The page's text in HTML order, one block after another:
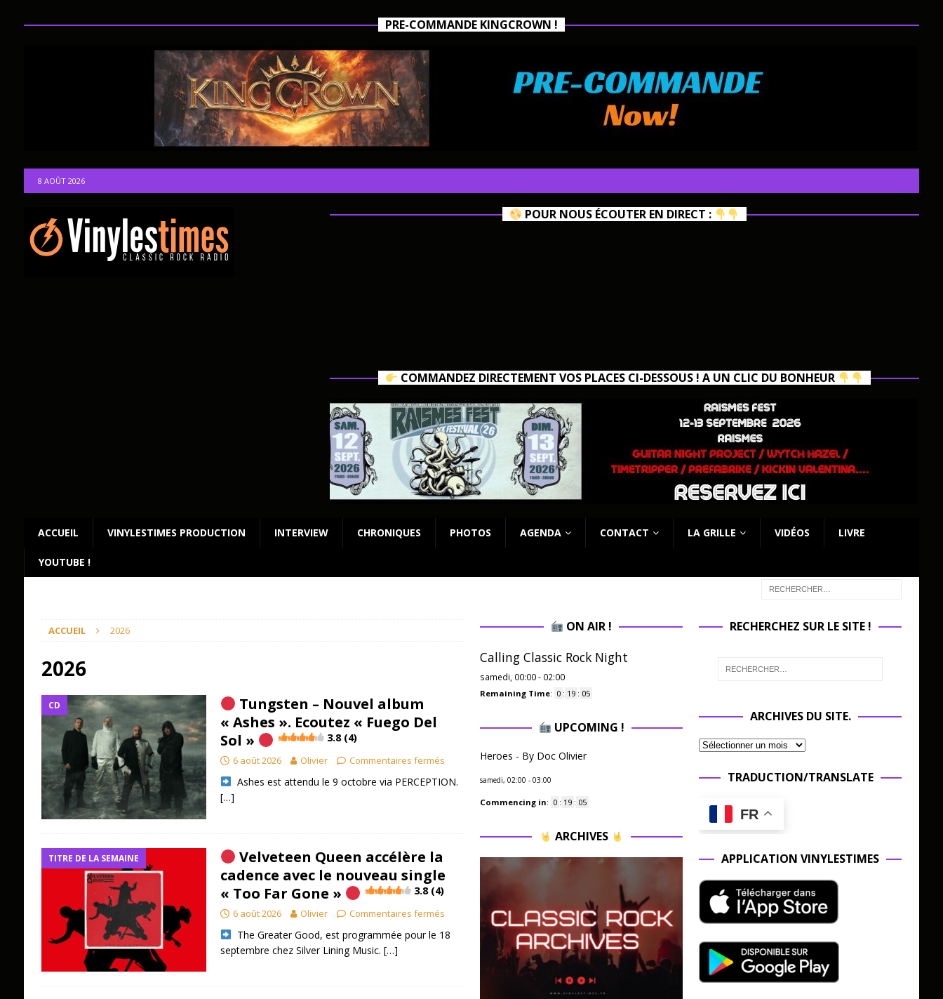
PRE-COMMANDE KINGCROWN !
8 AOÛT 2026
POUR NOUS ÉCOUTER EN DIRECT :
COMMANDEZ DIRECTEMENT VOS PLACES CI-DESSOUS ! A UN CLIC DU BONHEUR
ACCUEIL VINYLESTIMES PRODUCTION INTERVIEW CHRONIQUES PHOTOS AGENDA CONTACT LA GRILLE VIDÉOS LIVRE
YOUTUBE !
ACCUEIL 2026
2026
CD
Tungsten – Nouvel album
« Ashes ». Ecoutez « Fuego Del
Sol »
3.8 (4)
6 août 2026 Olivier Commentaires fermés
​ Ashes est attendu le 9 octobre via PERCEPTION.
[…]
TITRE DE LA SEMAINE
Velveteen Queen accélère la
cadence avec le nouveau single
« Too Far Gone »
3.8 (4)
6 août 2026 Olivier Commentaires fermés
​ The Greater Good, est programmée pour le 18
septembre chez Silver Lining Music. […]
ON AIR !
Calling Classic Rock Night
samedi, 00:00 - 02:00
Remaining Time: 0 : 19 : 04
UPCOMING !
Heroes - By Doc Olivier
samedi, 02:00 - 03:00
Commencing in: 0 : 19 : 04
ARCHIVES
RECHERCHEZ SUR LE SITE !
ARCHIVES DU SITE.
TRADUCTION/TRANSLATE
FR
APPLICATION VINYLESTIMES